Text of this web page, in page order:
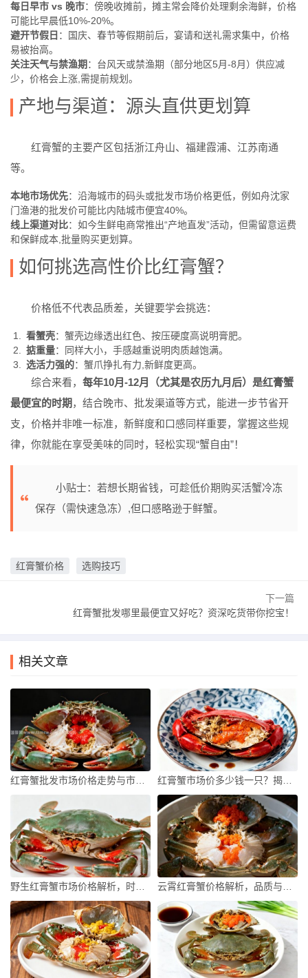
每日早市 vs 晚市：傍晚收摊前，摊主常会降价处理剩余海鲜，价格
可能比早晨低10%-20%。
避开节假日 ：国庆、春节等假期前后，宴请和送礼需求集中，价格
易被抬高。
关注天气与禁渔期 ：台风天或禁渔期（部分地区5月-8月）供应减
少，价格会上涨,需提前规划。
产地与渠道：源头直供更划算
红膏蟹的主要产区包括浙江舟山、福建霞浦、江苏南通
等。
本地市场优先：沿海城市的码头或批发市场价格更低，例如舟沈家
门渔港的批发价可能比内陆城市便宜40%。
线上渠道对比：如今生鲜电商常推出“产地直发”活动，但需留意运费
和保鲜成本,批量购买更划算。
如何挑选高性价比红膏蟹？
价格低不代表品质差，关键要学会挑选：
看蟹壳：蟹壳边缘透出红色、按压硬度高说明膏肥。
掂重量：同样大小，手感越重说明肉质越饱满。
选活力强的：蟹爪挣扎有力,新鲜度更高。
综合来看， 每年10月-12月（尤其是农历九月后）是红膏蟹
最便宜的时期 ，结合晚市、批发渠道等方式，能进一步节省开
支，价格并非唯一标准，新鲜度和口感同样重要，掌握这些规
律，你就能在享受美味的同时，轻松实现“蟹自由”！
小贴士：若想长期省钱，可趁低价期购买活蟹冷冻
保存（需快速急冻）,但口感略逊于鲜蟹。
红膏蟹价格 选购技巧
下一篇
红膏蟹批发哪里最便宜又好吃？资深吃货带你挖宝！
相关文章